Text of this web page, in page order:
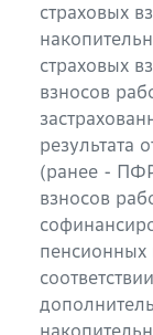
страховых
страховых
взносов
результата
(ранее -
взносов
пенсионных